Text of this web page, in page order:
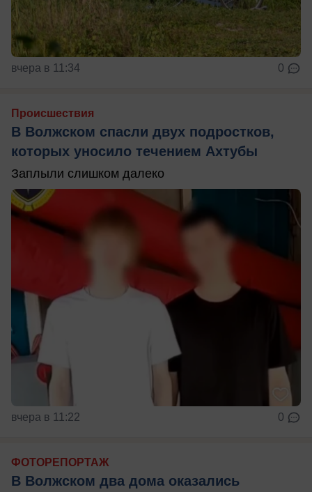
вчера в 11:34 0
Происшествия
В Волжском спасли двух подростков,
которых уносило течением Ахтубы
Заплыли слишком далеко
вчера в 11:22 0
ФОТОРЕПОРТАЖ
В Волжском два дома оказались